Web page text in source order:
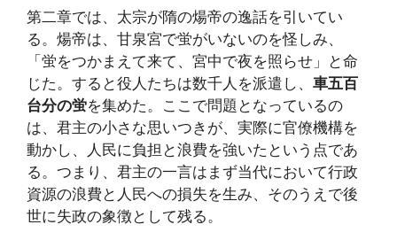
第二章では、太宗が隋の煬帝の逸話を引いてい
る。煬帝は、甘泉宮で蛍がいないのを怪しみ、
「蛍をつかまえて来て、宮中で夜を照らせ」と命
じた。すると役人たちは数千人を派遣し、 車五百
台分の蛍を集めた。ここで問題となっているの
は、君主の小さな思いつきが、実際に官僚機構を
動かし、人民に負担と浪費を強いたという点であ
る。つまり、君主の一言はまず当代において行政
資源の浪費と人民への損失を生み、そのうえで後
世に失政の象徴として残る。